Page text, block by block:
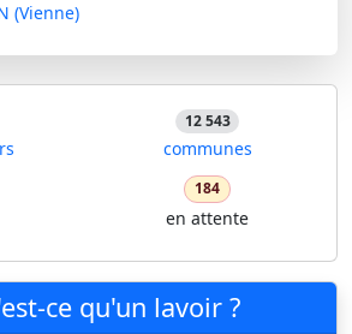
(Vienne)
12 543
communes
184
en attente
ce qu'un lavoir ?